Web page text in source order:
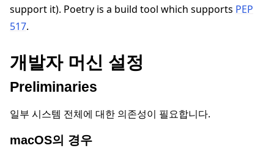
navigation of 빠른 시작 튜토리얼
navigation of Simulate
navigation of Deploy
support it). Poetry is a build tool which supports PEP
517.
개발자 머신 설정
Preliminaries
일부 시스템 전체에 대한 의존성이 필요합니다.
macOS의 경우